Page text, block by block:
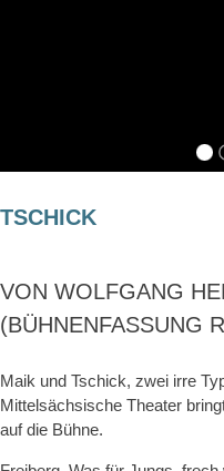
TSCHICK
VON WOLFGANG
(BÜHNENFASSUNG
Maik und Tschick, zwei irre
Mittelsächsische Theater
auf die Bühne.